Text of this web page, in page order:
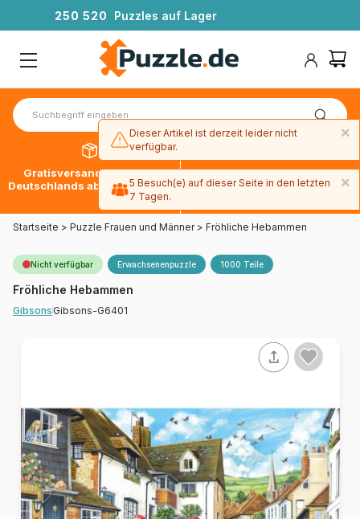
250 520 Puzzles auf Lager
Gratisversand innerhalb
Deutschlands ab 49 € mit DPD
30 Tage später bezahlen
mit Paypal
Startseite > Puzzle Frauen und Männer > Fröhliche Hebammen
Nicht verfügbar Erwachsenenpuzzle 1000 Teile
Fröhliche Hebammen
Gibsons Gibsons-G6401
×
Dieser Artikel ist derzeit leider nicht
verfügbar.
×
5 Besuch(e) auf dieser Seite in den letzten
7 Tagen.